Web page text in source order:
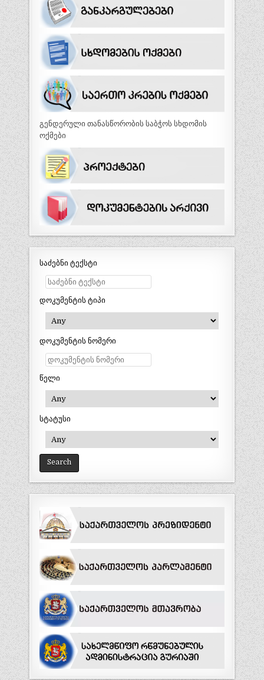
გენდერული თანასწორობის საბჭოს სხდომის
ოქმები
საძებნი ტექსტი
დოკუმენტის ტიპი
დოკუმენტის ნომერი
წელი
სტატუსი